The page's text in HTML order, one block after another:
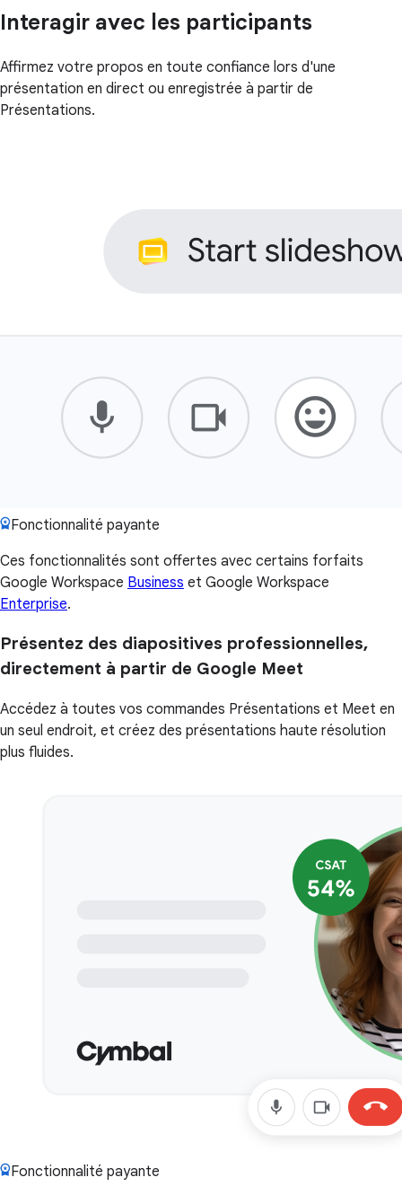
Interagir avec les participants
Affirmez votre propos en toute confiance lors d'une
présentation en direct ou enregistrée à partir de
Présentations.
Fonctionnalité payante
Ces fonctionnalités sont offertes avec certains forfaits
Google Workspace Business et Google Workspace
Enterprise.
Présentez des diapositives professionnelles,
directement à partir de Google Meet
Accédez à toutes vos commandes Présentations et Meet en
un seul endroit, et créez des présentations haute résolution
plus fluides.
Fonctionnalité payante